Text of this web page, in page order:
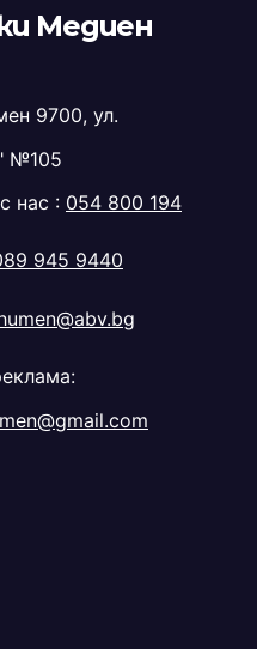
Медиен
9700, ул.
№105
нас : 054 800 194
945 9440